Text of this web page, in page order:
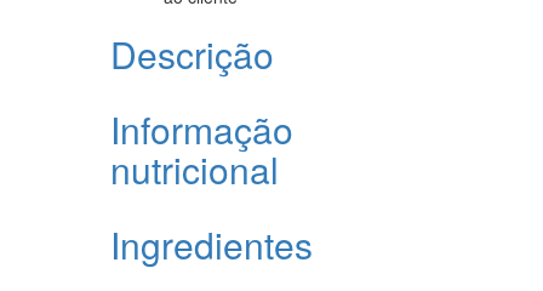
Descrição
Informação
nutricional
Ingredientes